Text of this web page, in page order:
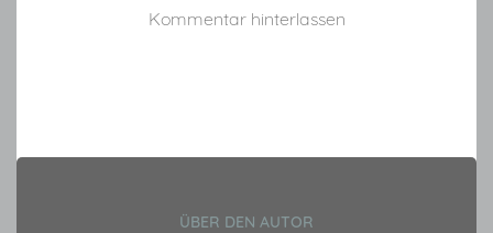
Kommentar hinterlassen
ÜBER DEN AUTOR